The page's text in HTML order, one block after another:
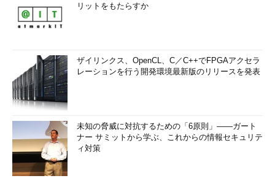
リットをもたらすか
ザイリンクス、OpenCL、C／C++でFPGAアクセラ
レーションを行う開発環境最新版のリリースを発表
未知の脅威に対抗するための「6原則」――ガート
ナー サミットから学ぶ、これからの情報セキュリテ
ィ対策